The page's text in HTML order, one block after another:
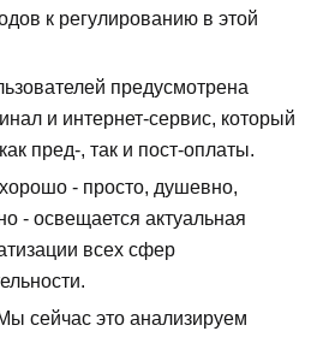
к регулированию в этой
предусмотрена
и интернет-сервис, который
пред-, так и пост-оплаты.
- просто, душевно,
- освещается актуальная
всех сфер
сейчас это анализируем